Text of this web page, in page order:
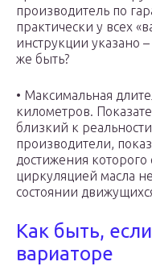
производитель по
практически у всех
инструкции указано
же быть?
• Максимальная
километров.
близкий к
производители,
достижения которого
циркуляцией масла
состоянии
Как быть,
вариаторе